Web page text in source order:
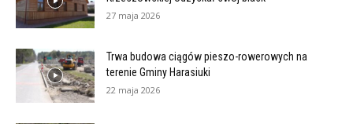
27 maja 2026
Trwa budowa ciągów pieszo-rowerowych na
terenie Gminy Harasiuki
22 maja 2026